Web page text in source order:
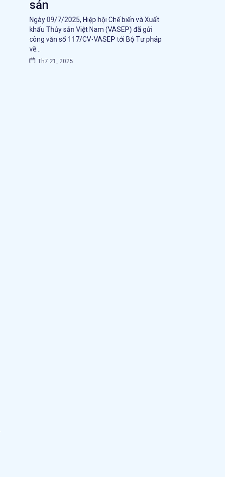
sản
Ngày 09/7/2025, Hiệp hội Chế biến và Xuất
khẩu Thủy sản Việt Nam (VASEP) đã gửi
công văn số 117/CV-VASEP tới Bộ Tư pháp
về…
Th7 21, 2025